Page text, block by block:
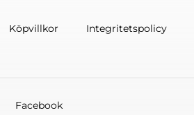
Köpvillkor Integritetspolicy
Facebook